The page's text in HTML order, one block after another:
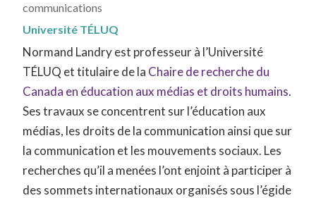
communications
Université TÉLUQ
Normand Landry est professeur à l’Université
TÉLUQ et titulaire de la Chaire de recherche du
Canada en éducation aux médias et droits humains.
Ses travaux se concentrent sur l’éducation aux
médias, les droits de la communication ainsi que sur
la communication et les mouvements sociaux. Les
recherches qu’il a menées l’ont enjoint à participer à
des sommets internationaux organisés sous l’égide